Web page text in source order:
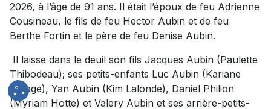
2026, à l’âge de 91 ans. Il était l’époux de feu Adrienne
Cousineau, le fils de feu Hector Aubin et de feu
Berthe Fortin et le père de feu Denise Aubin.
Il laisse dans le deuil son fils Jacques Aubin (Paulette
Thibodeau); ses petits-enfants Luc Aubin (Kariane
Lesage), Yan Aubin (Kim Lalonde), Daniel Philion
(Myriam Hotte) et Valery Aubin et ses arrière-petits-